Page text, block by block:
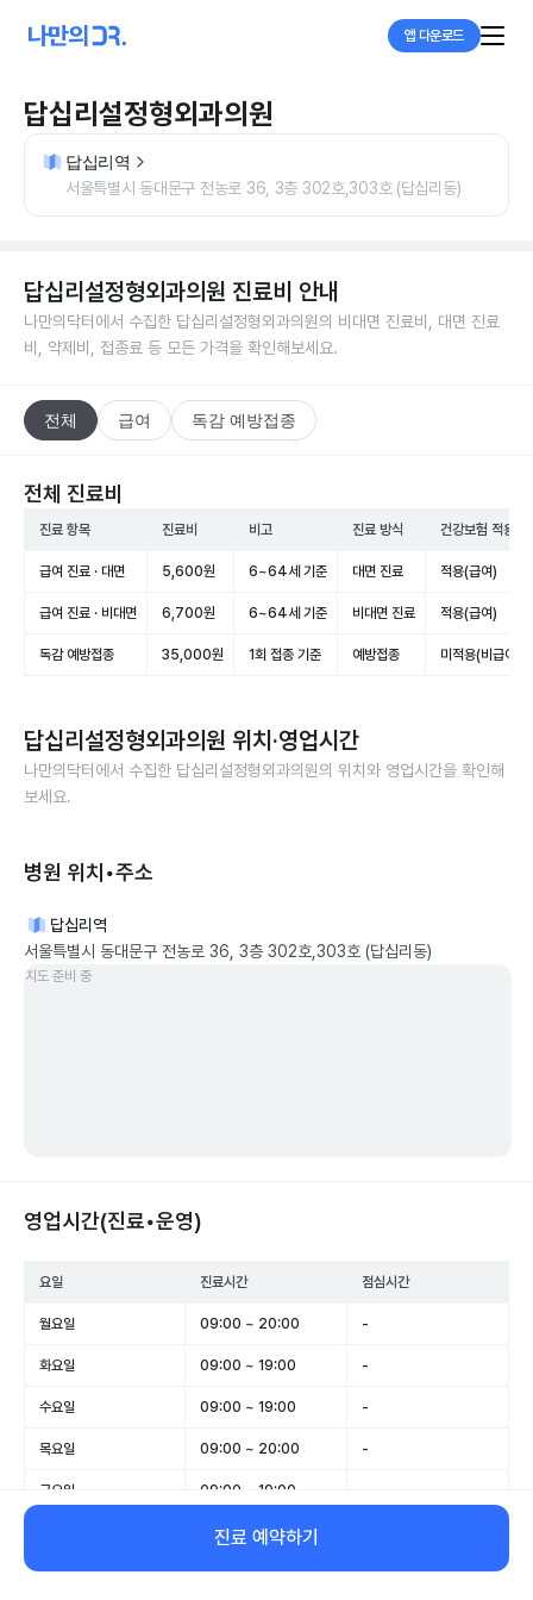
앱 다운로드
답십리설정형외과의원
답십리역
서울특별시 동대문구 전농로 36, 3층 302호,303호 (답십리동)
답십리설정형외과의원 진료비 안내
나만의닥터에서 수집한 답십리설정형외과의원의 비대면 진료비, 대면 진료
비, 약제비, 접종료 등 모든 가격을 확인해보세요.
전체 급여 독감 예방접종
전체 진료비
진료 항목 진료비 비고 진료 방식 건강보험 적용
급여 진료 · 대면 5,600원 6~64세 기준 대면 진료 적용(급여)
급여 진료 · 비대면 6,700원 6~64세 기준 비대면 진료 적용(급여)
독감 예방접종 35,000원 1회 접종 기준 예방접종 미적용(비급여)
답십리설정형외과의원 위치·영업시간
나만의닥터에서 수집한 답십리설정형외과의원의 위치와 영업시간을 확인해
보세요.
병원 위치•주소
답십리역
서울특별시 동대문구 전농로 36, 3층 302호,303호 (답십리동)
지도 준비 중
영업시간(진료•운영)
요일 진료시간 점심시간
월요일 09:00 ~ 20:00 -
화요일 09:00 ~ 19:00 -
수요일 09:00 ~ 19:00 -
목요일 09:00 ~ 20:00 -
금요일 09:00 ~ 19:00
09:00 ~ 14:00
일요일 휴무 -
진료 예약하기